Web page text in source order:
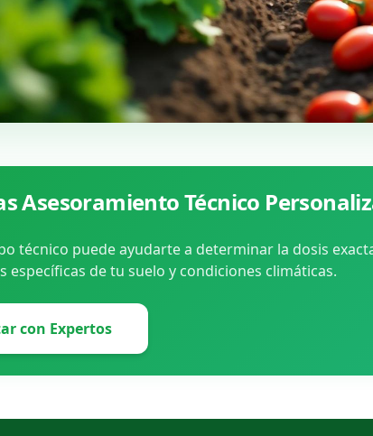
Asesoramiento Técnico
técnico puede ayudarte a determinar la dosis
específicas de tu suelo y condiciones climáticas.
con Expertos